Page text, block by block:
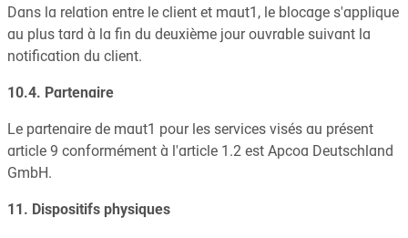
Dans la relation entre le client et maut1, le blocage s'applique
au plus tard à la fin du deuxième jour ouvrable suivant la
notification du client.
10.4. Partenaire
Le partenaire de maut1 pour les services visés au présent
article 9 conformément à l'article 1.2 est Apcoa Deutschland
GmbH.
11. Dispositifs physiques